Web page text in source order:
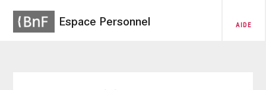
Espace Personnel AIDE